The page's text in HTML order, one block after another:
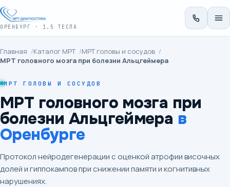
ОРЕНБУРГ · 1.5 ТЕСЛА
Главная /Каталог МРТ /МРТ головы и сосудов /
МРТ головного мозга при болезни Альцгеймера
МРТ ГОЛОВЫ И СОСУДОВ
МРТ головного мозга при
болезни Альцгеймера в
Оренбурге
Протокол нейродегенерации с оценкой атрофии височных
долей и гиппокампов при снижении памяти и когнитивных
нарушениях.